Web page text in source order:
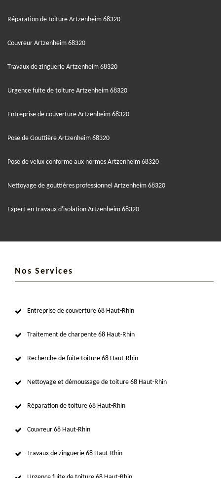
Réparation de toiture Artzenheim 68320
Couvreur Artzenheim 68320
Travaux de zinguerie Artzenheim 68320
Urgence fuite de toiture Artzenheim 68320
Entreprise de couverture Artzenheim 68320
Pose de Gouttière Artzenheim 68320
Pose de velux conforme aux normes Artzenheim 68320
Nettoyage de gouttières professionnel Artzenheim 68320
Expert en travaux d'isolation Artzenheim 68320
Nos Services
Entreprise de couverture 68 Haut-Rhin
Traitement de charpente 68 Haut-Rhin
Recherche de fuite toiture 68 Haut-Rhin
Nettoyage et démoussage de toiture 68 Haut-Rhin
Réparation de toiture 68 Haut-Rhin
Couvreur 68 Haut-Rhin
Travaux de zinguerie 68 Haut-Rhin